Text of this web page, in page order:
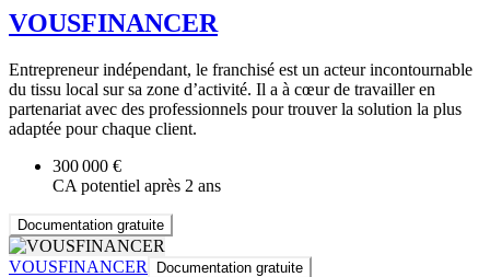
VOUSFINANCER
Entrepreneur indépendant, le franchisé est un acteur incontournable
du tissu local sur sa zone d’activité. Il a à cœur de travailler en
partenariat avec des professionnels pour trouver la solution la plus
adaptée pour chaque client.
300 000 €
CA potentiel après 2 ans
Documentation gratuite
VOUSFINANCER Documentation gratuite